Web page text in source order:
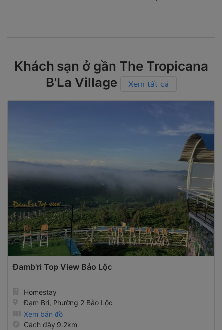
Khách sạn ở gần The Tropicana
B'La Village
Xem tất cả
Đamb'ri Top View Bảo Lộc
Homestay
Đạm Bri, Phường 2 Bảo Lộc
Xem bản đồ
Cách đây 9.2km